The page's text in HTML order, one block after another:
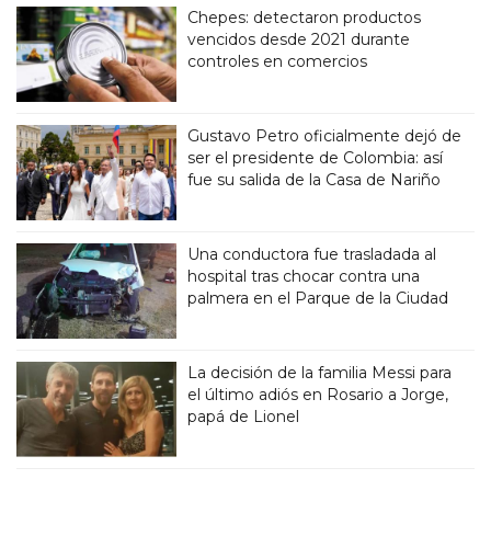
Chepes: detectaron productos
vencidos desde 2021 durante
controles en comercios
Gustavo Petro oficialmente dejó de
ser el presidente de Colombia: así
fue su salida de la Casa de Nariño
Una conductora fue trasladada al
hospital tras chocar contra una
palmera en el Parque de la Ciudad
La decisión de la familia Messi para
el último adiós en Rosario a Jorge,
papá de Lionel